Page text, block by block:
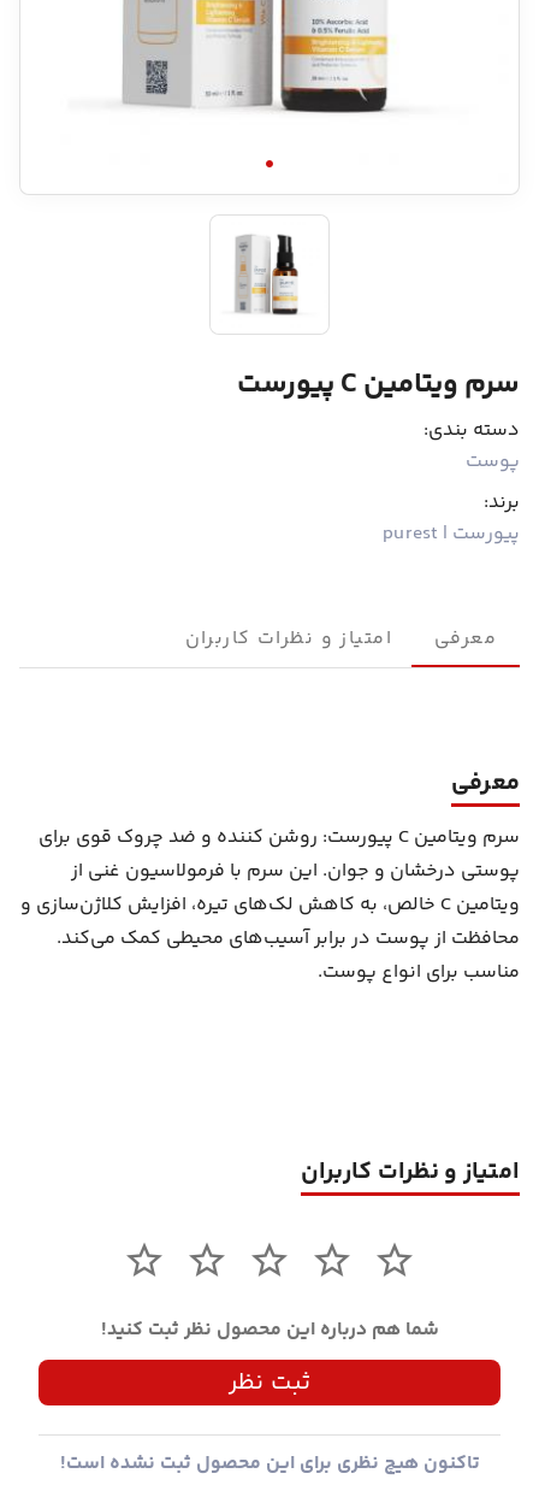
سرم ویتامین C پیورست
دسته بندی:
پوست
برند:
پیورست | purest
معرفی امتیاز و نظرات کاربران
معرفی
سرم ویتامین C پیورست: روشن کننده و ضد چروک قوی برای
پوستی درخشان و جوان. این سرم با فرمولاسیون غنی از
ویتامین C خالص، به کاهش لک‌های تیره، افزایش کلاژن‌سازی و
محافظت از پوست در برابر آسیب‌های محیطی کمک می‌کند.
مناسب برای انواع پوست.
امتیاز و نظرات کاربران
شما هم درباره این محصول نظر ثبت کنید!
ثبت نظر
تاکنون هیچ نظری برای این محصول ثبت نشده است!